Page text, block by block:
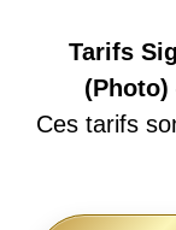
Tarifs
Ces tarifs